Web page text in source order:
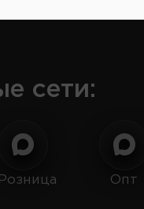
сети:
Розница Опт